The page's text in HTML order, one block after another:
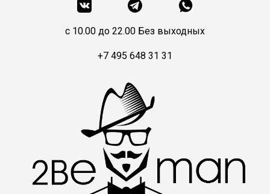
c 10.00 до 22.00 Без выходных
+7 495 648 31 31